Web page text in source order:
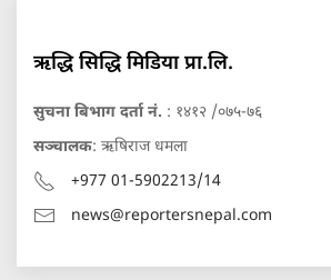
ऋद्धि सिद्धि मिडिया प्रा.लि.
सुचना बिभाग दर्ता नं. : १४१२ /०७५-७६
सञ्चालक: ऋषिराज धमला
+977 01-5902213/14
news@reportersnepal.com